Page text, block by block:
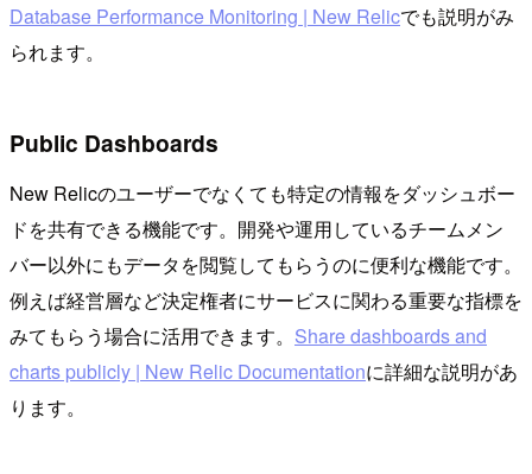
Database Performance Monitoring | New Relicでも説明がみ
られます。
Public Dashboards
New Relicのユーザーでなくても特定の情報をダッシュボー
ドを共有できる機能です。開発や運用しているチームメン
バー以外にもデータを閲覧してもらうのに便利な機能です。
例えば経営層など決定権者にサービスに関わる重要な指標を
みてもらう場合に活用できます。 Share dashboards and
charts publicly | New Relic Documentationに詳細な説明があ
ります。